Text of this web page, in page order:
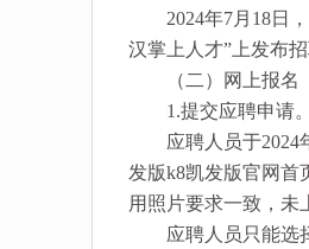
2024年7月18日，
汉掌上人才”上发布
（二）网上报名
1.提交应聘申请。
应聘人员于2024年
发版k8凯发版官网首
用照片要求一致，未
应聘人员只能选择